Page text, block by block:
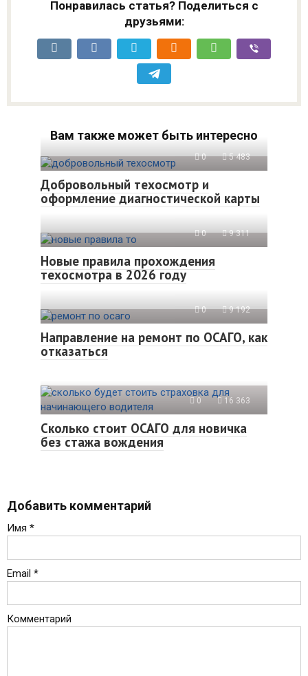
Понравилась статья? Поделиться с
друзьями:
Вам также может быть интересно
0 5 483
Добровольный техосмотр и
оформление диагностической карты
0 9 311
Новые правила прохождения
техосмотра в 2026 году
0 9 192
Направление на ремонт по ОСАГО, как
отказаться
0 16 363
Сколько стоит ОСАГО для новичка
без стажа вождения
Добавить комментарий
Имя *
Email *
Комментарий